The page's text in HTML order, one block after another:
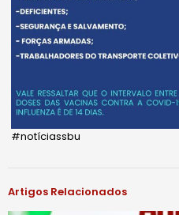
#notíciassbu
Artigos Relacionados